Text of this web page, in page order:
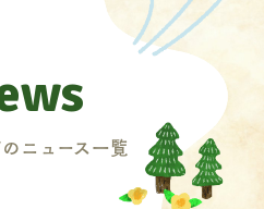
ニュース一覧